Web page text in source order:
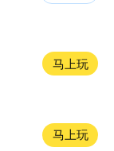
马上玩
马上玩